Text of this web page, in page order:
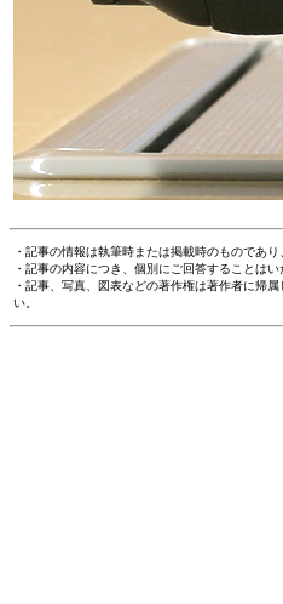
・記事の情報は執筆時または掲載時のものであ
・記事の内容につき、個別にご回答することはい
・記事、写真、図表などの著作権は著作者に帰
い。